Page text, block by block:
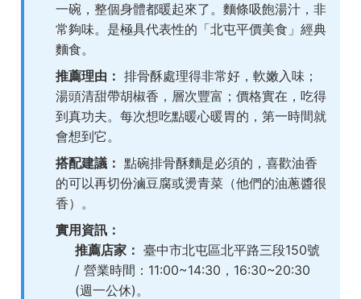
一碗，整個身體都暖起來了。麵條吸飽湯汁，非
常夠味。是極具代表性的「北屯平價美食」經典
麵食。
推薦理由： 排骨酥處理得非常好，軟嫩入味；
湯頭清甜帶胡椒香，層次豐富；價格實在，吃得
到真功夫。每次想吃點暖心暖胃的，第一時間就
會想到它。
搭配建議： 點碗排骨酥麵是必須的，喜歡油香
的可以再切份滷豆腐或燙青菜（他們的油蔥醬很
香）。
實用資訊：
推薦店家： 臺中市北屯區北平路三段150號
/ 營業時間：11:00~14:30，16:30~20:30
(週一公休)。